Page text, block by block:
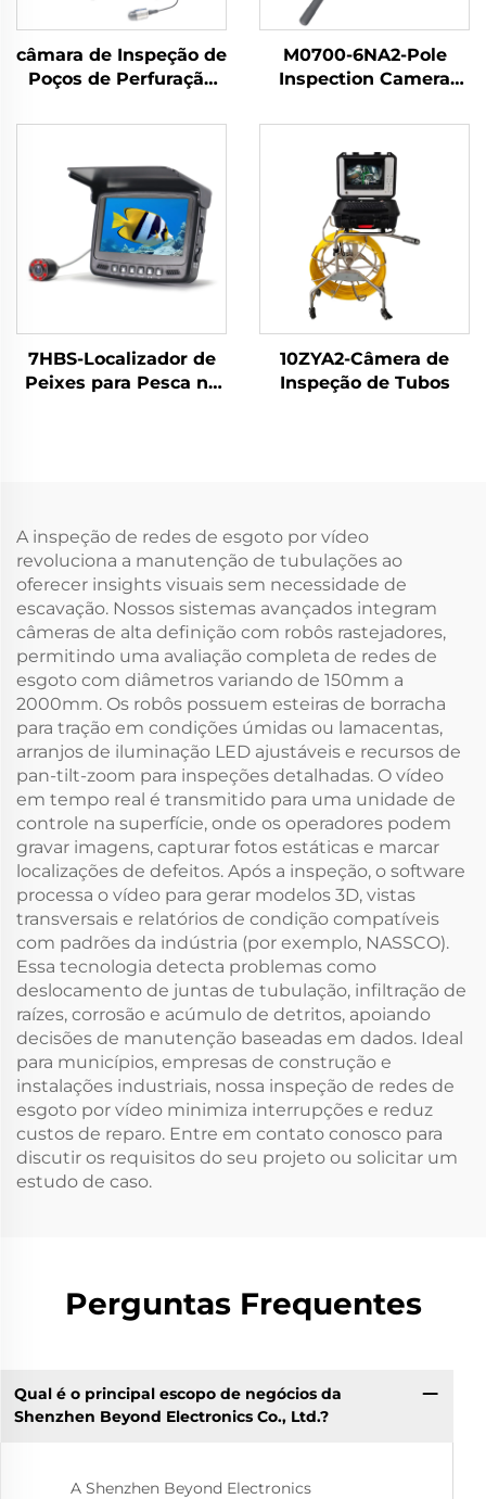
câmara de Inspeção de
Poços de Perfuração
M0700-6NA2-Pole
Inspection Camera
7HBS-Localizador de
Peixes para Pesca no
10ZYA2-Câmera de
Inspeção de Tubos
A inspeção de redes de esgoto por vídeo
revoluciona a manutenção de tubulações ao
oferecer insights visuais sem necessidade de
escavação. Nossos sistemas avançados integram
câmeras de alta definição com robôs rastejadores,
permitindo uma avaliação completa de redes de
esgoto com diâmetros variando de 150mm a
2000mm. Os robôs possuem esteiras de borracha
para tração em condições úmidas ou lamacentas,
arranjos de iluminação LED ajustáveis e recursos de
pan-tilt-zoom para inspeções detalhadas. O vídeo
em tempo real é transmitido para uma unidade de
controle na superfície, onde os operadores podem
gravar imagens, capturar fotos estáticas e marcar
localizações de defeitos. Após a inspeção, o software
processa o vídeo para gerar modelos 3D, vistas
transversais e relatórios de condição compatíveis
com padrões da indústria (por exemplo, NASSCO).
Essa tecnologia detecta problemas como
deslocamento de juntas de tubulação, infiltração de
raízes, corrosão e acúmulo de detritos, apoiando
decisões de manutenção baseadas em dados. Ideal
para municípios, empresas de construção e
instalações industriais, nossa inspeção de redes de
esgoto por vídeo minimiza interrupções e reduz
custos de reparo. Entre em contato conosco para
discutir os requisitos do seu projeto ou solicitar um
estudo de caso.
Perguntas Frequentes
Qual é o principal escopo de negócios da
Shenzhen Beyond Electronics Co., Ltd.?
A Shenzhen Beyond Electronics